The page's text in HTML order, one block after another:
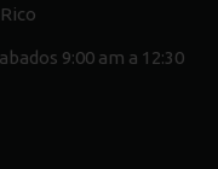
9:00 am a 12:30